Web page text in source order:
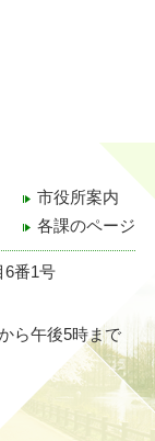
市役所案内
各課のページ
番1号
ら午後5時まで